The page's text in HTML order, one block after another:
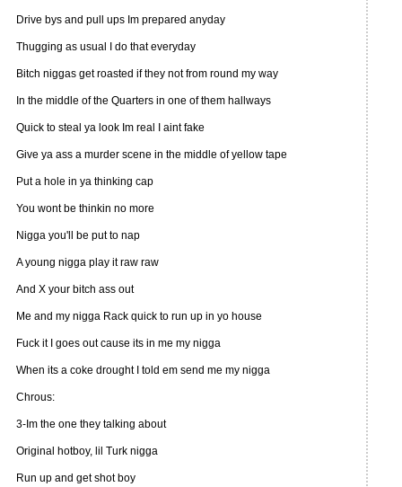
Drive bys and pull ups Im prepared anyday
Thugging as usual I do that everyday
Bitch niggas get roasted if they not from round my way
In the middle of the Quarters in one of them hallways
Quick to steal ya look Im real I aint fake
Give ya ass a murder scene in the middle of yellow tape
Put a hole in ya thinking cap
You wont be thinkin no more
Nigga you'll be put to nap
A young nigga play it raw raw
And X your bitch ass out
Me and my nigga Rack quick to run up in yo house
Fuck it I goes out cause its in me my nigga
When its a coke drought I told em send me my nigga
Chrous:
3-Im the one they talking about
Original hotboy, lil Turk nigga
Run up and get shot boy